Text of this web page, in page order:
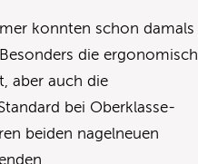
konnten schon damals
die ergonomisch
aber auch die
bei Oberklasse-
beiden nagelneuen